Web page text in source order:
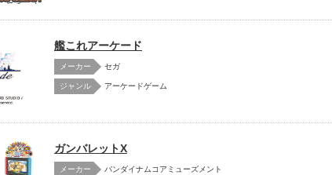
艦これアーケード
メーカー セガ
アーケードゲーム
ガンバレットX
メーカー バンダイナムコアミューズメント